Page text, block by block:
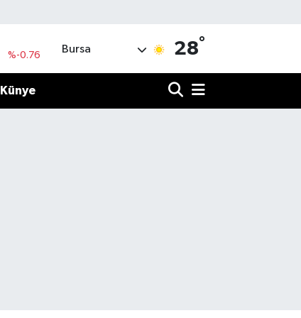
%-0.76
%0.17
Bursa 28°
Künye